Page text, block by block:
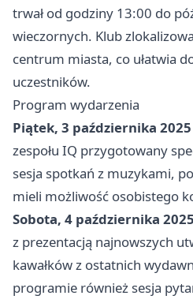
trwał od godziny 13:00 do
wieczornych. Klub
centrum miasta, co ułatwia
uczestników.
Program wydarzenia
Piątek, 3 października 2025
zespołu IQ przygotowany
sesja spotkań z muzykami,
mieli możliwość osobistego
Sobota, 4 października 2025
z prezentacją najnowszych
kawałków z ostatnich
programie również sesja